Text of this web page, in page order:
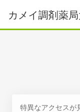
カメイ調剤薬
特異なアクセスが